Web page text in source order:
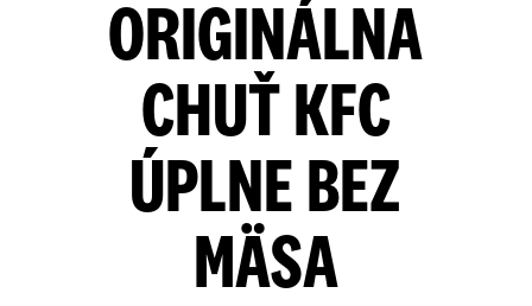
ORIGINÁLNA
CHUŤ KFC
ÚPLNE BEZ
MÄSA